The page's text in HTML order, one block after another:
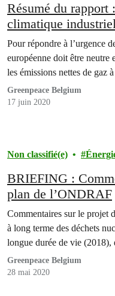
Résumé du rapport
climatique
politique offensive
l’industrie à forte
loupe
Pour répondre à l’urgence
européenne doit être neutre
les émissions nettes de gaz
Greenpeace Belgium
17 juin 2020
Non classifié(e)
BRIEFING :
plan de l’ONDRAF
Commentaires sur le projet
à long terme des déchets
longue durée de vie
Greenpeace Belgium
28 mai 2020